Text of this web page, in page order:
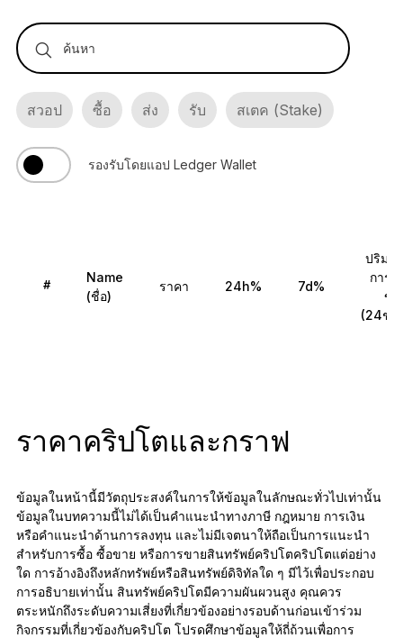
Ledger Flex
มาตรฐานใหม่ของอุปกรณ์ลงนาม
Ledger Nano
ความปลอดภัยของคริปโตที่มั่นใจได้
Hardware Wallet
แพ็กเกจหรือเซ็ต
อุปกรณ์เสริม
ระบบสำรองวลีกู้คืน
รุ่นลิมิเต็ด
ดูผลิตภัณฑ์ทั้งหมด
สวอป ซื้อ ส่ง รับ สเตค (Stake)
รองรับโดยแอป Ledger Wallet
#
Name
(ชื่อ)
ราคา 24h% 7d%
ปริมา
การซื้
ขา
(24ชม
ราคาคริปโตและกราฟ
ข้อมูลในหน้านี้มีวัตถุประสงค์ในการให้ข้อมูลในลักษณะทั่วไปเท่านั้น
ข้อมูลในบทความนี้ไม่ได้เป็นคำแนะนำทางภาษี กฎหมาย การเงิน
หรือคำแนะนำด้านการลงทุน และไม่มีเจตนาให้ถือเป็นการแนะนำ
สำหรับการซื้อ ซื้อขาย หรือการขายสินทรัพย์คริปโตคริปโตแต่อย่าง
ใด การอ้างอิงถึงหลักทรัพย์หรือสินทรัพย์ดิจิทัลใด ๆ มีไว้เพื่อประกอบ
การอธิบายเท่านั้น สินทรัพย์คริปโตมีความผันผวนสูง คุณควร
ตระหนักถึงระดับความเสี่ยงที่เกี่ยวข้องอย่างรอบด้านก่อนเข้าร่วม
กิจกรรมที่เกี่ยวข้องกับคริปโต โปรดศึกษาข้อมูลให้ถี่ถ้วนเพื่อการ